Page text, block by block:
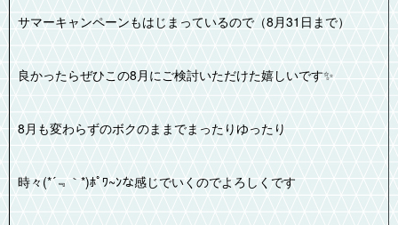
サマーキャンペーンもはじまっているので（8月31日まで）
良かったらぜひこの8月にご検討いただけた嬉しいです✨️
8月も変わらずのボクのままでまったりゆったり
時々(*´﹃｀*)ﾎﾟﾜ~ﾝな感じでいくのでよろしくです